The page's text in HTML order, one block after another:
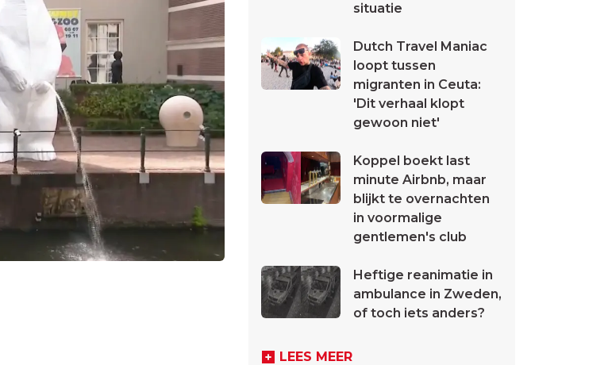
situatie
Dutch Travel Maniac
loopt tussen
migranten in Ceuta:
'Dit verhaal klopt
gewoon niet'
Koppel boekt last
minute Airbnb, maar
blijkt te overnachten
in voormalige
gentlemen's club
Heftige reanimatie in
ambulance in Zweden,
of toch iets anders?
LEES MEER